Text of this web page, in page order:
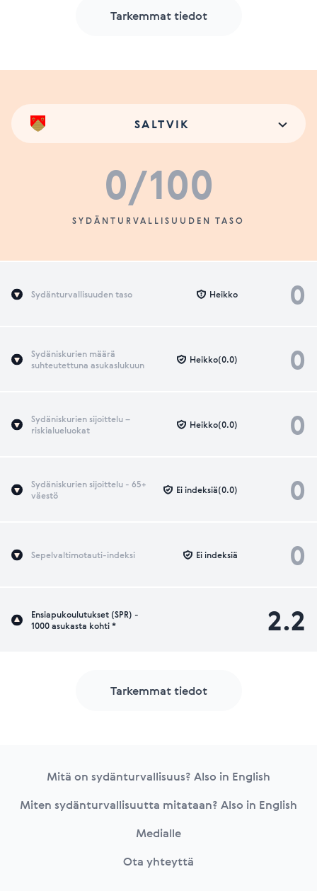
Tarkemmat tiedot
SALTVIK
0/100
SYDÄNTURVALLISUUDEN TASO
Sydänturvallisuuden taso 0
Heikko
Sydäniskurien määrä
suhteutettuna asukaslukuun
0
Heikko(0.0)
Sydäniskurien sijoittelu –
riskialueluokat
0
Heikko(0.0)
Sydäniskurien sijoittelu - 65+
väestö
0
Ei indeksiä(0.0)
Sepelvaltimotauti-indeksi 0
Ei indeksiä
Ensiapukoulutukset (SPR) -
1000 asukasta kohti *
2.2
Tarkemmat tiedot
Mitä on sydänturvallisuus? Also in English
Miten sydänturvallisuutta mitataan? Also in English
Medialle
Ota yhteyttä